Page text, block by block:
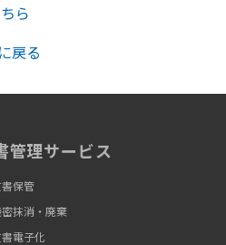
ら
戻る
管理サービス
保管
抹消・廃棄
電子化